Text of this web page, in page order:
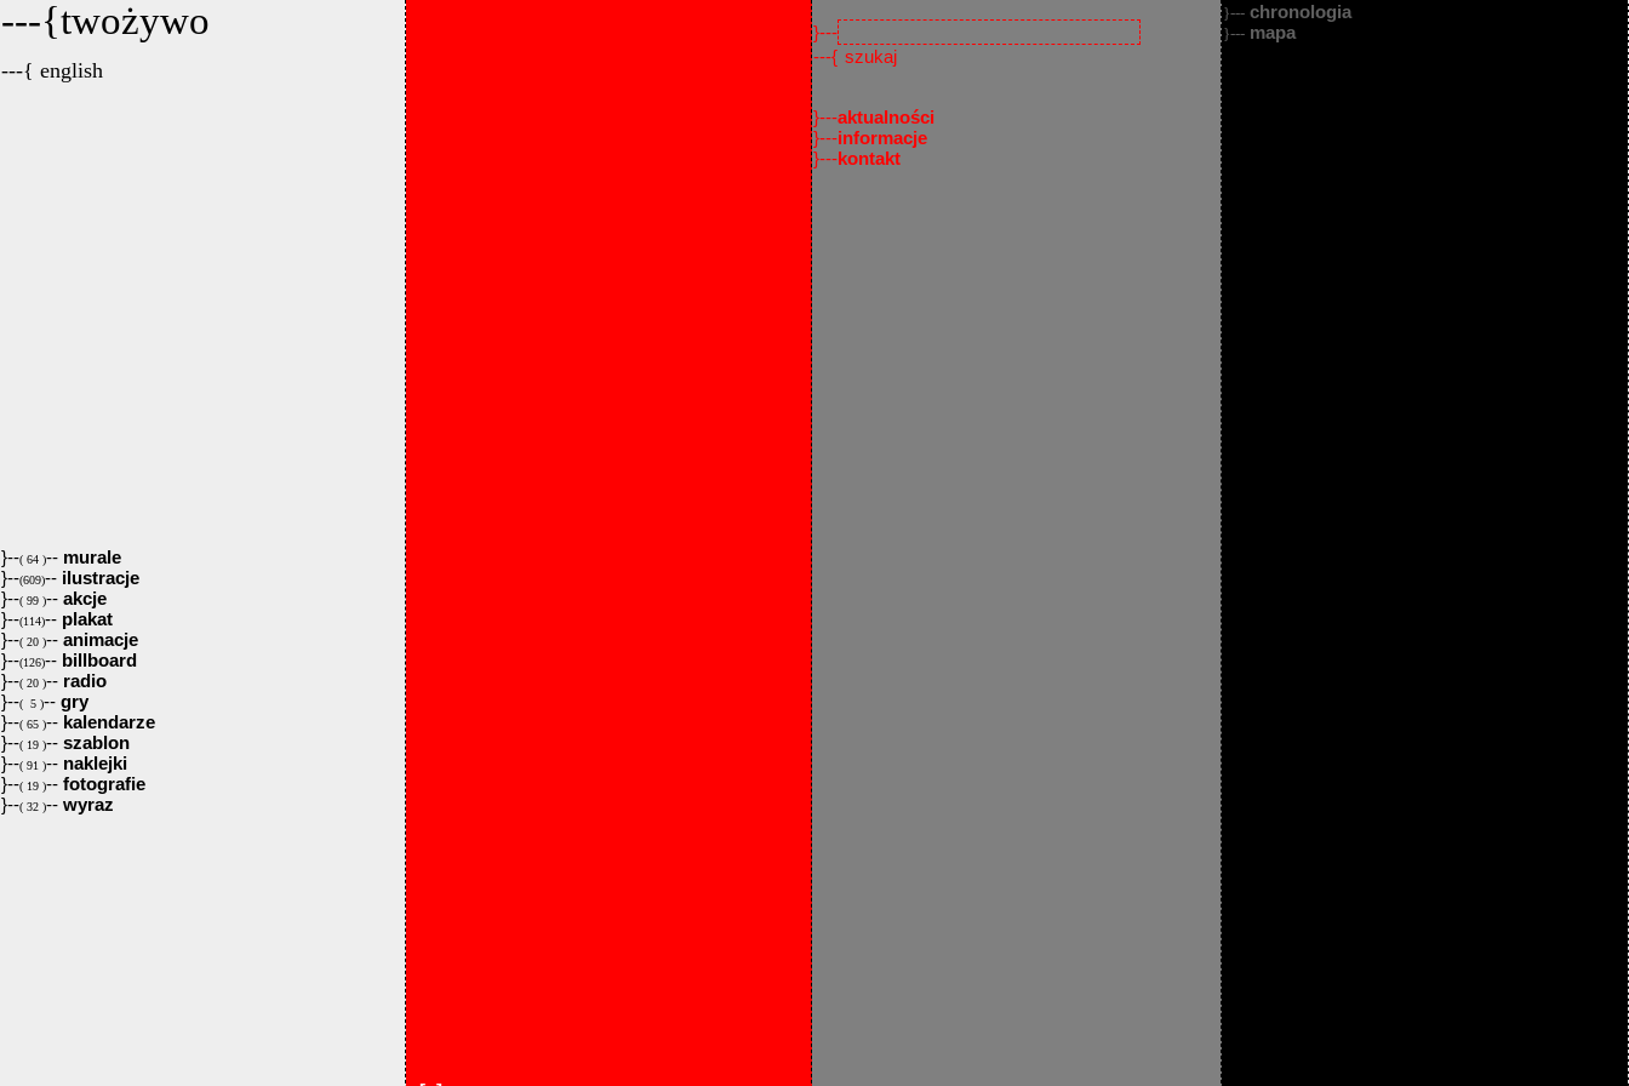
---{twożywo
---{ english
}--( 64 )-- murale
}--(609)-- ilustracje
}--( 99 )-- akcje
}--(114)-- plakat
}--( 20 )-- animacje
}--(126)-- billboard
}--( 20 )-- radio
}--( 5 )-- gry
}--( 65 )-- kalendarze
}--( 19 )-- szablon
}--( 91 )-- naklejki
}--( 19 )-- fotografie
}--( 32 )-- wyraz
}---
---{
}---aktualności
}---informacje
}---kontakt
}--- chronologia
}--- mapa